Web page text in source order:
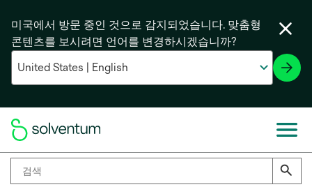
미국에서 방문 중인 것으로 감지되었습니다. 맞춤형
콘텐츠를 보시려면 언어를 변경하시겠습니까?